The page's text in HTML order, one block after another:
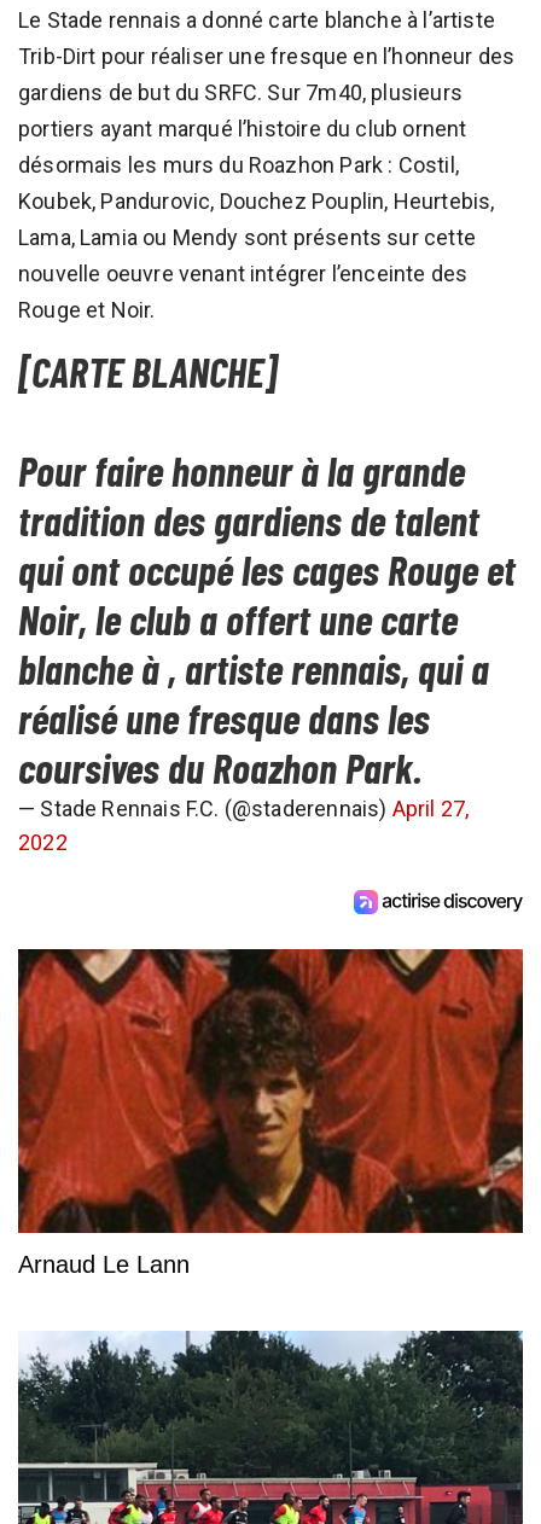
Le Stade rennais a donné carte blanche à l’artiste
Trib-Dirt pour réaliser une fresque en l’honneur des
gardiens de but du SRFC. Sur 7m40, plusieurs
portiers ayant marqué l’histoire du club ornent
désormais les murs du Roazhon Park : Costil,
Koubek, Pandurovic, Douchez Pouplin, Heurtebis,
Lama, Lamia ou Mendy sont présents sur cette
nouvelle oeuvre venant intégrer l’enceinte des
Rouge et Noir.
[CARTE BLANCHE]
Pour faire honneur à la grande
tradition des gardiens de talent
qui ont occupé les cages Rouge et
Noir, le club a offert une carte
blanche à , artiste rennais, qui a
réalisé une fresque dans les
coursives du Roazhon Park.
— Stade Rennais F.C. (@staderennais) April 27,
2022
Arnaud Le Lann